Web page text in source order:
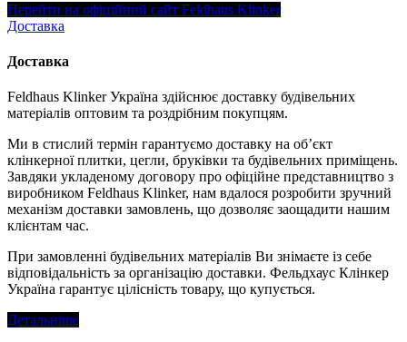
Перейти на офіційний сайт Feldhaus Klinker
Доставка
Доставка
Feldhaus Klinker Україна здійснює доставку будівельних
матеріалів оптовим та роздрібним покупцям.
Ми в стислий термін гарантуємо доставку на об’єкт
клінкерної плитки, цегли, бруківки та будівельних приміщень.
Завдяки укладеному договору про офіційне представництво з
виробником Feldhaus Klinker, нам вдалося розробити зручний
механізм доставки замовлень, що дозволяє заощадити нашим
клієнтам час.
При замовленні будівельних матеріалів Ви знімаєте із себе
відповідальність за організацію доставки. Фельдхаус Клінкер
Україна гарантує цілісність товару, що купується.
Детальніше